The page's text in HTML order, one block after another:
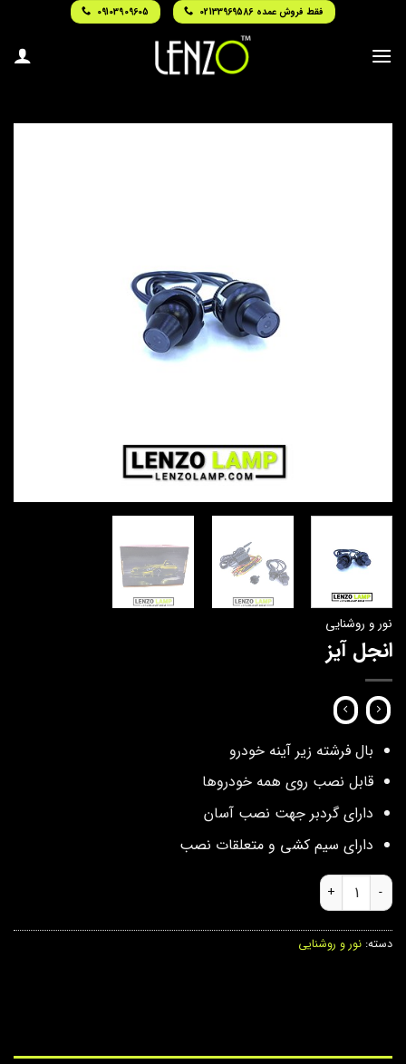
content
فقط فروش عمده 02133969586 09103909605
نور و روشنایی
انجل آیز
بال فرشته زیر آینه خودرو
قابل نصب روی همه خودروها
دارای گردبر جهت نصب آسان
دارای سیم کشی و متعلقات نصب
انجل آیز عدد
دسته: نور و روشنایی